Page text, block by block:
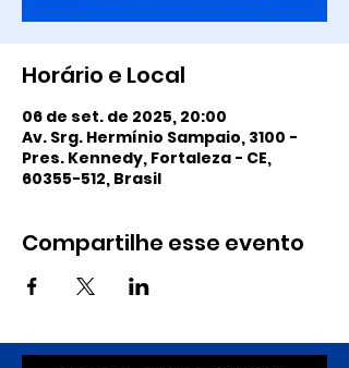
Horário e Local
06 de set. de 2025, 20:00
Av. Srg. Hermínio Sampaio, 3100 -
Pres. Kennedy, Fortaleza - CE,
60355-512, Brasil
Compartilhe esse evento